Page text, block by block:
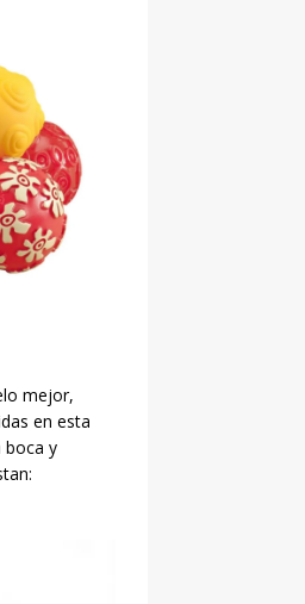
mejor,
en esta
boca y